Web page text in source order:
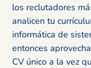
los reclutadores
analicen tu
informática de
entonces
CV único a la vez